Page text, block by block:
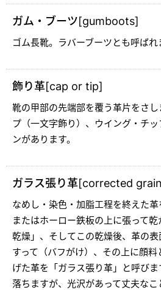
ガム・ブーツ[gumboots]
ゴム長靴。ラバーブーツとも呼ばれ
飾り革[cap or tip]
靴の甲部の先端部を覆う革片をさ
プ（一文字飾り）、ウイング・チ
ンがあります。
ガラス張り革[corrected
なめし・染色・加脂工程を終えた
またはホーロー鉄板の上に張って
乾燥」、そしてこの乾燥後、革の
すって（バフがけ）、その上に顔
げた革を「ガラス張り革」と呼び
落ちますが、光沢があって丈夫な